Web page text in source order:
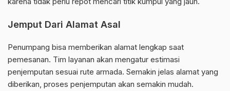
Jemput Dari Alamat Asal
Penumpang bisa memberikan alamat lengkap saat
pemesanan. Tim layanan akan mengatur estimasi
penjemputan sesuai rute armada. Semakin jelas alamat yang
diberikan, proses penjemputan akan semakin mudah.